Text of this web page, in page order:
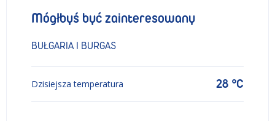
Mógłbyś być zainteresowany
BUŁGARIA I BURGAS
Dzisiejsza temperatura 28 °C